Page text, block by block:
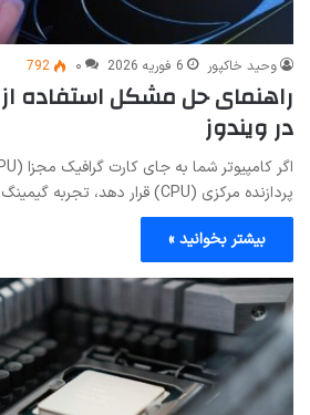
وحید خاکپور 6 فوریه 2026 ۰ 792
در ویندوز
پردازنده مرکزی (CPU) قرار دهد، تجربه گیمینگ…
بیشتر بخوانید »